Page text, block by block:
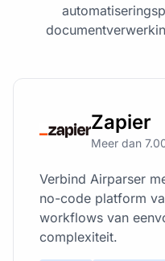
Zapier
Meer dan
Verbind Airparser
no-code platform
workflows van
complexiteit.